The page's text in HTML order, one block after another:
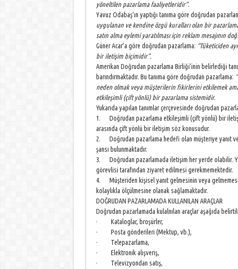
yöneltilen pazarlama faaliyetleridir”.
Yavuz Odabaş’ın yaptığı tanıma göre doğrudan
uygulanan ve kendine özgü kuralları olan bir
satın alma eylemi yaratılması için reklam mesajının
Güner Acar’a göre doğrudan pazarlama: “Tüketiciden
bir iletişim biçimidir”.
Amerikan Doğrudan pazarlama Birliği’inin belirlediği
barındırmaktadır. Bu tanıma göre doğrudan pazarlama:
neden olmak veya müşterilerin fikirlerini etkilemek
etkileşimli (çift yönlü) bir pazarlama sistemidir.
Yukarıda yapılan tanımlar çerçevesinde doğrudan
1. Doğrudan pazarlama etkileşimli (çift yönlü) bir
arasında çift yönlü bir iletişim söz konusudur.
2. Doğrudan pazarlama hedefi olan müşteriye yanıt
şansı bulunmaktadır.
3. Doğrudan pazarlamada iletişim her yerde olabilir.
görevlisi tarafından ziyaret edilmesi gerekmemektedir.
4. Müşteriden kişisel yanıt gelmesinin veya
kolaylıkla ölçülmesine olanak sağlamaktadır.
DOĞRUDAN PAZARLAMADA KULLANILAN ARAÇLAR
Doğrudan pazarlamada kulalnılan araçlar aşağıda
· Kataloglar, broşürler,
· Posta gönderileri (Mektup, vb.),
· Telepazarlama,
· Elektronik alışveriş,
· Televizyondan satış,